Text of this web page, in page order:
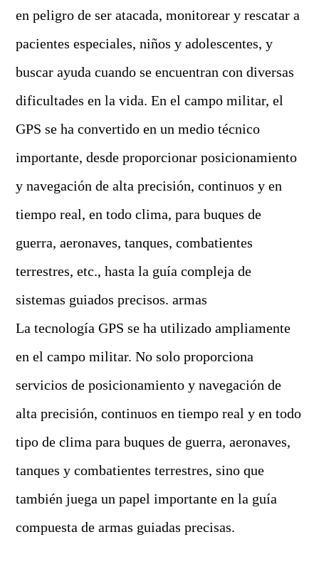
en peligro de ser atacada, monitorear y rescatar a
pacientes especiales, niños y adolescentes, y
buscar ayuda cuando se encuentran con diversas
dificultades en la vida. En el campo militar, el
GPS se ha convertido en un medio técnico
importante, desde proporcionar posicionamiento
y navegación de alta precisión, continuos y en
tiempo real, en todo clima, para buques de
guerra, aeronaves, tanques, combatientes
terrestres, etc., hasta la guía compleja de
sistemas guiados precisos. armas
La tecnología GPS se ha utilizado ampliamente
en el campo militar. No solo proporciona
servicios de posicionamiento y navegación de
alta precisión, continuos en tiempo real y en todo
tipo de clima para buques de guerra, aeronaves,
tanques y combatientes terrestres, sino que
también juega un papel importante en la guía
compuesta de armas guiadas precisas.